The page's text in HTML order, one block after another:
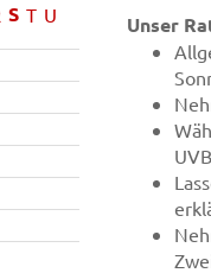
S T U
Unser